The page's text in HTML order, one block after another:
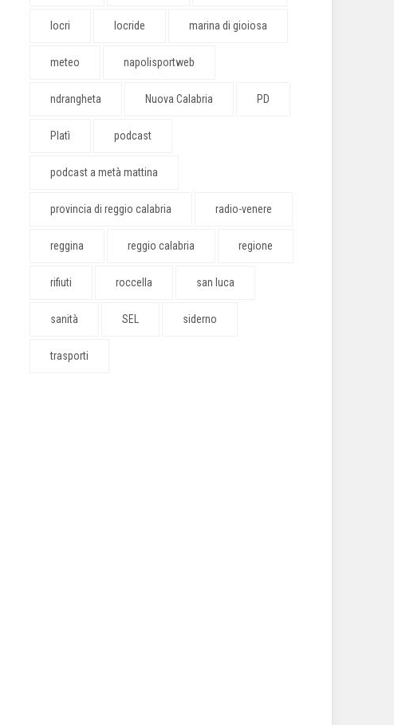
locri locride marina di gioiosa
meteo napolisportweb
ndrangheta Nuova Calabria PD
Platì podcast
podcast a metà mattina
provincia di reggio calabria radio-venere
reggina reggio calabria regione
rifiuti roccella san luca
sanità SEL siderno
trasporti